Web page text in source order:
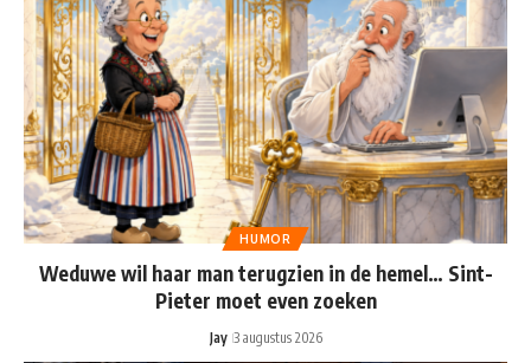
HUMOR
Weduwe wil haar man terugzien in de hemel… Sint-
Pieter moet even zoeken
Jay 3 augustus 2026